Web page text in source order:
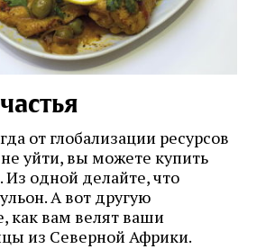
от глобализации ресурсов
уйти, вы можете купить
одной делайте, что
А вот другую
как вам велят ваши
из Северной Африки.